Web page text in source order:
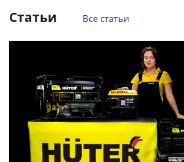
Статьи Все статьи